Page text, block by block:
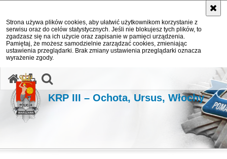
Strona używa plików cookies, aby ułatwić użytkownikom korzystanie z
serwisu oraz do celów statystycznych. Jeśli nie blokujesz tych plików, to
zgadzasz się na ich użycie oraz zapisanie w pamięci urządzenia.
Pamiętaj, że możesz samodzielnie zarządzać cookies, zmieniając
ustawienia przeglądarki. Brak zmiany ustawienia przeglądarki oznacza
wyrażenie zgody.
KRP III – Ochota, Ursus, Włochy